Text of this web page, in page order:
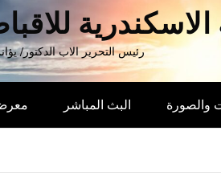
رئيس التحرير الاب الدكتور/
والصورة البث المباشر